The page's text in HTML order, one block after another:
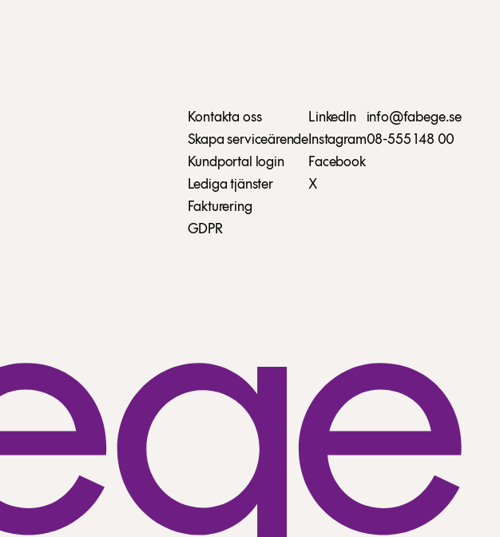
Kontakta oss
Skapa serviceärende
Kundportal login
Lediga tjänster
Fakturering
GDPR
LinkedIn
Instagram
Facebook
X
info@fabege.se
08-555 148 00